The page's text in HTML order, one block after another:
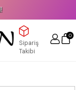
Sipariş
Takibi
0